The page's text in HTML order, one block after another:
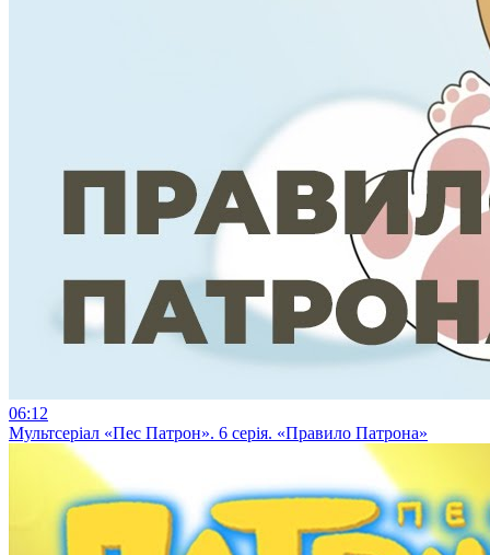
06:12
Мультсеріал «Пес Патрон». 6 серія. «Правило Патрона»